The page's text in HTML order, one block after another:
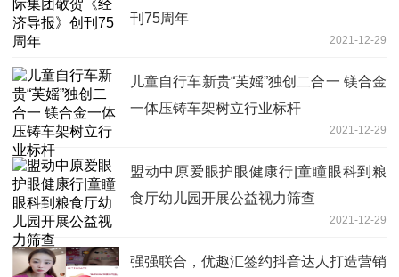
刊75周年
2021-12-29
儿童自行车新贵“芙媱”独创二合一 镁合金
一体压铸车架树立行业标杆
2021-12-29
盟动中原爱眼护眼健康行|童瞳眼科到粮
食厅幼儿园开展公益视力筛查
2021-12-29
强强联合，优趣汇签约抖音达人打造营销